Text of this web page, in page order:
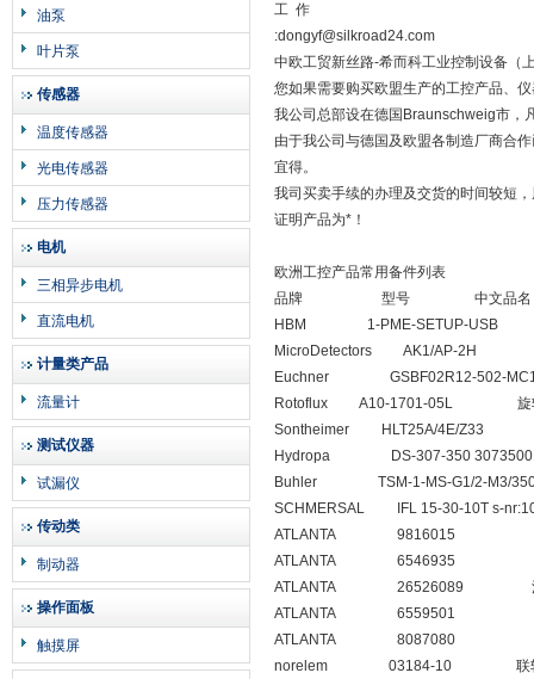
油泵
叶片泵
传感器
温度传感器
光电传感器
压力传感器
电机
三相异步电机
直流电机
计量类产品
流量计
测试仪器
试漏仪
传动类
制动器
操作面板
触摸屏
工 作
:dongyf@silkroad24.com
中欧工贸新丝路-希而科工业控制设备（
您如果需要购买欧盟生产的工控产品、
我公司总部设在德国Braunschweig市，
由于我公司与德国及欧盟各制造厂商合
宜得。
我司买卖手续的办理及交货的时间较短
证明产品为*！
欧洲工控产品常用备件列表
品牌 型号 中文品名
HBM 1-PME-SETUP-
MicroDetectors AK1/AP-2H
Euchner GSBF02R12-502-
Rotoflux A10-1701-05L 旋
Sontheimer HLT25A/4E/Z33
Hydropa DS-307-350 30735001/
Buhler TSM-1-MS-G1/2-M3/350-
SCHMERSAL IFL 15-30-10T s-
ATLANTA 9816015
ATLANTA 6546935
ATLANTA 26526089
ATLANTA 6559501
ATLANTA 8087080
norelem 03184-10 联轴